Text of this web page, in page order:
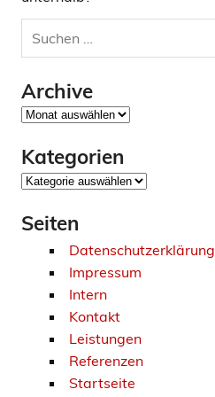
Archive
Archive
Kategorien
Kategorien
Seiten
Datenschutzerklärung
Impressum
Intern
Kontakt
Leistungen
Referenzen
Startseite